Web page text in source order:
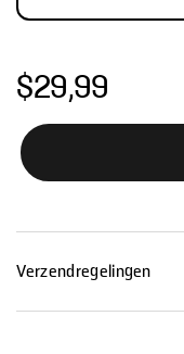
$29,99
Verzendregelingen